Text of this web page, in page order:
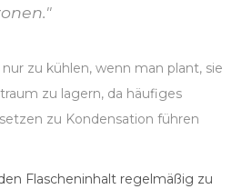
zu kühlen, wenn man plant, sie
zu lagern, da häufiges
zu Kondensation führen
Flascheninhalt regelmäßig zu